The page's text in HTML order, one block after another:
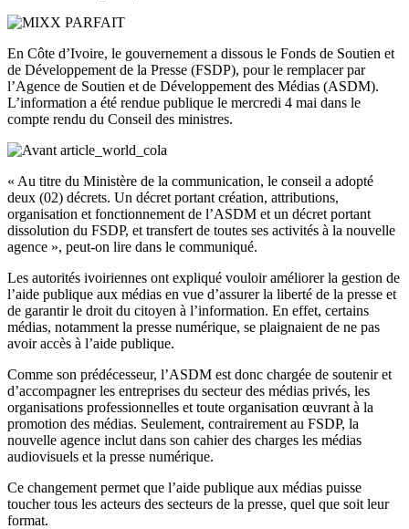
En Côte d’Ivoire, le gouvernement a dissous le Fonds de Soutien et
de Développement de la Presse (FSDP), pour le remplacer par
l’Agence de Soutien et de Développement des Médias (ASDM).
L’information a été rendue publique le mercredi 4 mai dans le
compte rendu du Conseil des ministres.
« Au titre du Ministère de la communication, le conseil a adopté
deux (02) décrets. Un décret portant création, attributions,
organisation et fonctionnement de l’ASDM et un décret portant
dissolution du FSDP, et transfert de toutes ses activités à la nouvelle
agence », peut-on lire dans le communiqué.
Les autorités ivoiriennes ont expliqué vouloir améliorer la gestion de
l’aide publique aux médias en vue d’assurer la liberté de la presse et
de garantir le droit du citoyen à l’information. En effet, certains
médias, notamment la presse numérique, se plaignaient de ne pas
avoir accès à l’aide publique.
Comme son prédécesseur, l’ASDM est donc chargée de soutenir et
d’accompagner les entreprises du secteur des médias privés, les
organisations professionnelles et toute organisation œuvrant à la
promotion des médias. Seulement, contrairement au FSDP, la
nouvelle agence inclut dans son cahier des charges les médias
audiovisuels et la presse numérique.
Ce changement permet que l’aide publique aux médias puisse
toucher tous les acteurs des secteurs de la presse, quel que soit leur
format.